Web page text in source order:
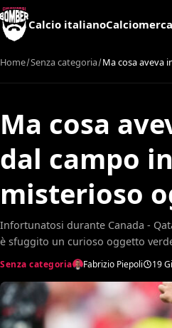
Calcio italiano
Home Senza categoria Ma cosa aveva
Ma cosa
dal campo
misterioso
Infortunatosi durante Canada -
è sfuggito un curioso oggetto
Senza categoria Fabrizio Piepoli 19